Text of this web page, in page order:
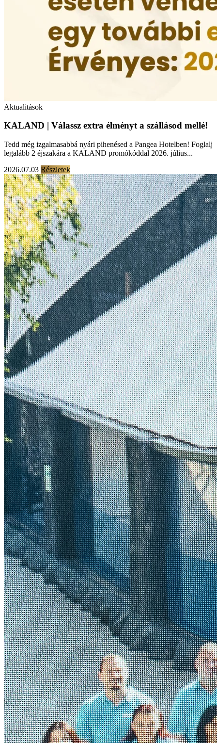
Aktualitások
KALAND | Válassz extra élményt a szállásod mellé!
Tedd még izgalmasabbá nyári pihenésed a Pangea Hotelben! Foglalj
legalább 2 éjszakára a KALAND promókóddal 2026. július...
2026.07.03 Részletek